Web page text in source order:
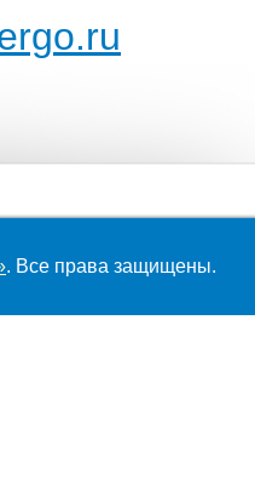
. Все права защищены.